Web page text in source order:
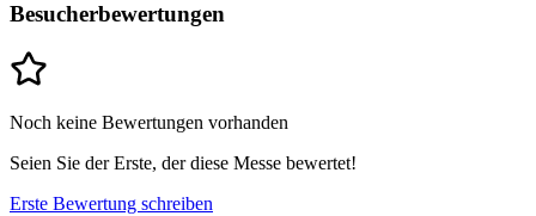
Besucherbewertungen
Noch keine Bewertungen vorhanden
Seien Sie der Erste, der diese Messe bewertet!
Erste Bewertung schreiben